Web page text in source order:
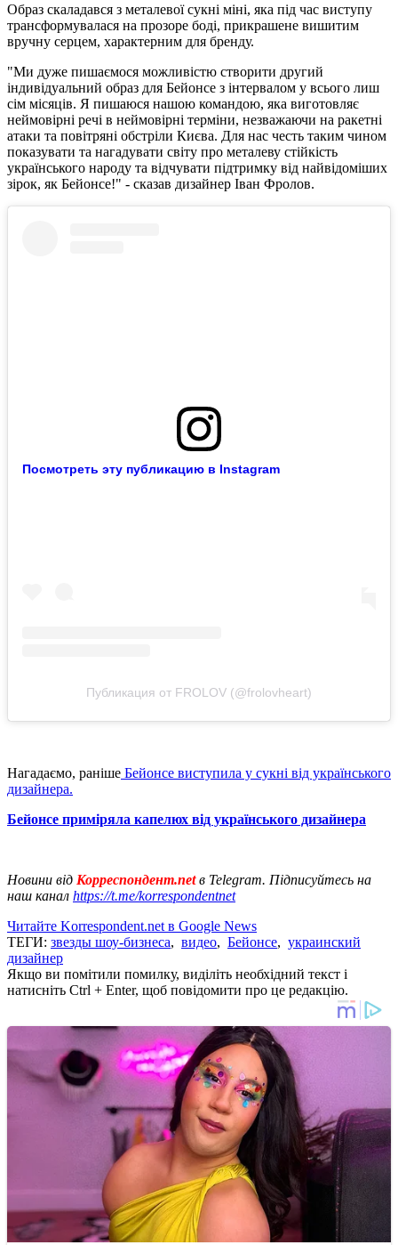
Образ скаладався з металевої сукні міні, яка під час виступу
трансформувалася на прозоре боді, прикрашене вишитим
вручну серцем, характерним для бренду.
"Ми дуже пишаємося можливістю створити другий
індивідуальний образ для Бейонсе з інтервалом у всього лиш
сім місяців. Я пишаюся нашою командою, яка виготовляє
неймовірні речі в неймовірні терміни, незважаючи на ракетні
атаки та повітряні обстріли Києва. Для нас честь таким чином
показувати та нагадувати світу про металеву стійкість
українського народу та відчувати підтримку від найвідоміших
зірок, як Бейонсе!" - сказав дизайнер Іван Фролов.
Посмотреть эту публикацию в Instagram
Публикация от FROLOV (@frolovheart)
Нагадаємо, раніше Бейонсе виступила у сукні від українського
дизайнера.
Бейонсе приміряла капелюх від українського дизайнера
Новини від Корреспондент.netв Telegram. Підписуйтесь на
наш канал https://t.me/korrespondentnet
Читайте Korrespondent.net в Google News
ТЕГИ: звезды шоу-бизнеса, видео, Бейонсе, украинский
дизайнер
Якщо ви помітили помилку, виділіть необхідний текст і
натисніть Ctrl + Enter, щоб повідомити про це редакцію.